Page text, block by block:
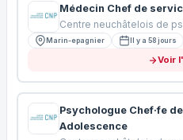
Médecin Chef de
Centre neuchâtelois de
Marin-epagnier Il y a 58 jours
Voir
Psychologue Chef·fe
Adolescence